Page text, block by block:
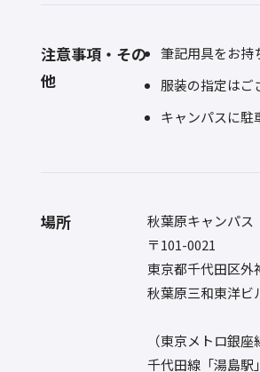
注意事項・その
他
筆記用具をお持
服装の指定はご
キャンパスに駐
場所
秋葉原キャンパス
〒101-0021
東京都千代田区外
秋葉原三和東洋ビ
（東京メトロ銀
千代田線「湯島駅